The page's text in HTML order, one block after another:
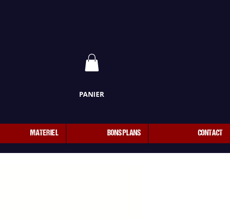
PANIER
MATERIEL BONS PLANS CONTACT